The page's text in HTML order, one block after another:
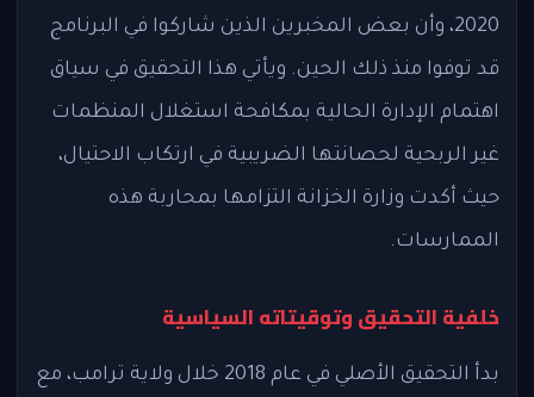
2020، وأن بعض المخبرين الذين شاركوا في البرنامج
قد توفوا منذ ذلك الحين. ويأتي هذا التحقيق في سياق
اهتمام الإدارة الحالية بمكافحة استغلال المنظمات
غير الربحية لحصانتها الضريبية في ارتكاب الاحتيال،
حيث أكدت وزارة الخزانة التزامها بمحاربة هذه
الممارسات.
خلفية التحقيق وتوقيتاته السياسية
بدأ التحقيق الأصلي في عام 2018 خلال ولاية ترامب، مع